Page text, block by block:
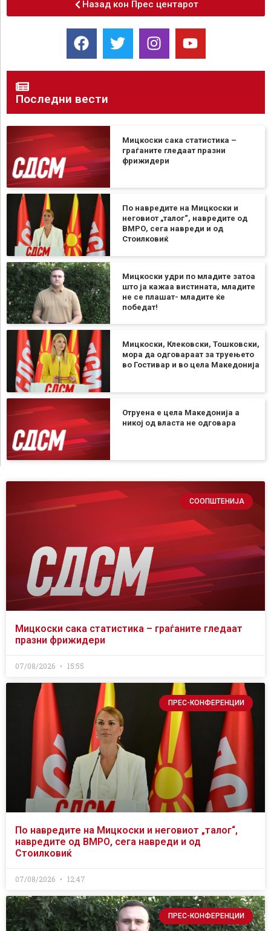
Назад кон Прес центарот
Последни вести
Мицкоски сака статистика –
граѓаните гледаат празни
фрижидери
По навредите на Мицкоски и
неговиот „талог“, навредите од
ВМРО, сега навреди и од
Стоилковиќ
Мицкоски удри по младите затоа
што ја кажаа вистината, младите
не се плашат- младите ќе
победат!
Мицкоски, Клековски, Тошковски,
мора да одговараат за труењето
во Гостивар и во цела Македонија
Отруена е цела Македонија а
никој од власта не одговара
СООПШТЕНИЈА
Мицкоски сака статистика – граѓаните гледаат
празни фрижидери
07/08/2026 15:55
ПРЕС-КОНФЕРЕНЦИИ
По навредите на Мицкоски и неговиот „талог“,
навредите од ВМРО, сега навреди и од
Стоилковиќ
07/08/2026 12:47
ПРЕС-КОНФЕРЕНЦИИ